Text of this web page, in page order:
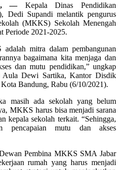
—Kepala Dinas Pendidikan
Dedi Supandi melantik pengurus
(MKKS) Sekolah Menengah
Periode 2021-2025.
mitra dalam pembangunan
bagaimana kita menjaga dan
dan mutu pendidikan,” ungkap
Aula Dewi Sartika, Kantor Disdik
Bandung, Rabu (6/10/2021).
masih ada sekolah yang belum
MKKS harus bisa menjadi sarana
kepala sekolah terkait. “Sehingga,
pencapaian mutu dan akses
Pembina MKKS SMA Jabar
rumah yang harus menjadi